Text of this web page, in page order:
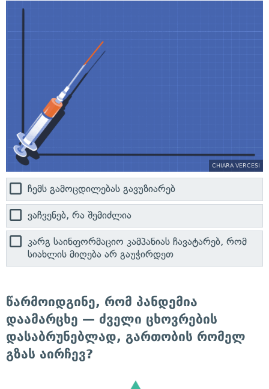
CHIARA VERCESI
ჩემს გამოცდილებას გავუზიარებ
ვაჩვენებ, რა შემიძლია
კარგ საინფორმაციო კამპანიას ჩავატარებ, რომ
სიახლის მიღება არ გაუჭირდეთ
წარმოიდგინე, რომ პანდემია
დაამარცხე — ძველი ცხოვრების
დასაბრუნებლად, გართობის რომელ
გზას აირჩევ?